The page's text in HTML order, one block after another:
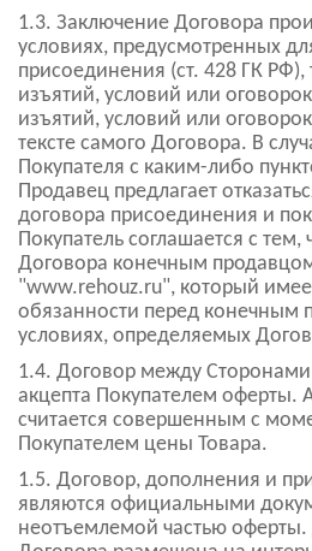
1.3. Заключение Договора
условиях, предусмотренных
присоединения (ст. 428 ГК РФ),
изъятий, условий или
изъятий, условий или
тексте самого Договора. В
Покупателя с каким-либо
Продавец предлагает
договора присоединения и
Покупатель соглашается с
Договора конечным
"www.rehouz.ru", который
обязанности перед конечным
условиях, определяемых
1.4. Договор между Сторонами
акцепта Покупателем оферты.
считается совершенным с
Покупателем цены Товара.
1.5. Договор, дополнения и
являются официальными
неотъемлемой частью